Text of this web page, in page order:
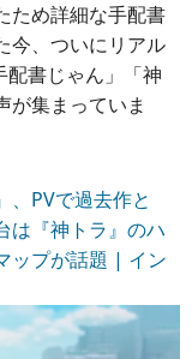
ため詳細な手配書
今、ついにリアル
書じゃん」「神
が集まっていま
、PVで過去作と
は『神トラ』のハ
ップが話題 | イン